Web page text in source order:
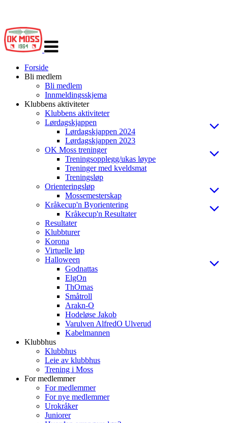
navigasjon
Forside
Bli medlem
Bli medlem
Innmeldingsskjema
Klubbens aktiviteter
Klubbens aktiviteter
Lørdagskjappen
Lørdagskjappen 2024
Lørdagskjappen 2023
OK Moss treninger
Treningsopplegg/ukas løype
Treninger med kveldsmat
Treningsløp
Orienteringsløp
Mossemesterskap
Kråkecup'n Byorientering
Kråkecup'n Resultater
Resultater
Klubbturer
Korona
Virtuelle løp
Halloween
Godnattas
ElgOn
ThOmas
Småtroll
Arakn-O
Hodeløse Jakob
Varulven AlfredO Ulverud
Kabelmannen
Klubbhus
Klubbhus
Leie av klubbhus
Trening i Moss
For medlemmer
For medlemmer
For nye medlemmer
Urokråker
Juniorer